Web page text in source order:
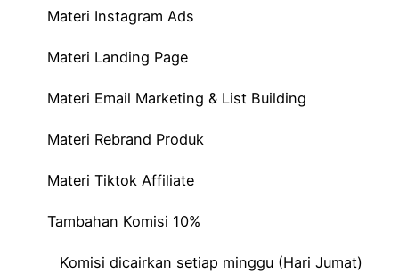
Materi Instagram Ads
Materi Landing Page
Materi Email Marketing & List Building
Materi Rebrand Produk
Materi Tiktok Affiliate
Tambahan Komisi 10%
Komisi dicairkan setiap minggu (Hari Jumat)